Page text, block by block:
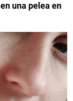
una pelea en